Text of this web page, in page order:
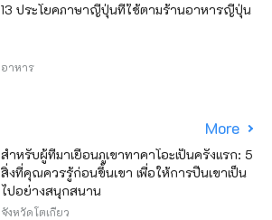
13 ประโยคภาษาญี่ปุ่นที่ใช้ตามร้านอาหารญี่ปุ่น
อาหาร
More
สำหรับผู้ที่มาเยือนภูเขาทาคาโอะเป็นครั้งแรก: 5
สิ่งที่คุณควรรู้ก่อนขึ้นเขา เพื่อให้การปีนเขาเป็น
ไปอย่างสนุกสนาน
จังหวัดโตเกียว